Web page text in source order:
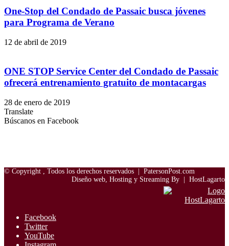
One-Stop del Condado de Passaic busca jóvenes
para Programa de Verano
12 de abril de 2019
ONE STOP Service Center del Condado de Passaic
ofrecerá entrenamiento gratuito de montacargas
28 de enero de 2019
Translate
Búscanos en Facebook
© Copyright , Todos los derechos reservados | PatersonPost.com
Diseño web, Hosting y Streaming By | HostLagarto
Facebook
Twitter
YouTube